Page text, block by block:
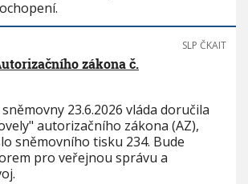
SLP ČKAIT
zákona č.
23.6.2026 vláda doručila
autorizačního zákona (AZ),
sněmovního tisku 234. Bude
pro veřejnou správu a